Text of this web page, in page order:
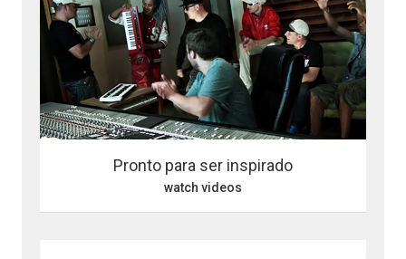
Pronto para ser inspirado
watch videos